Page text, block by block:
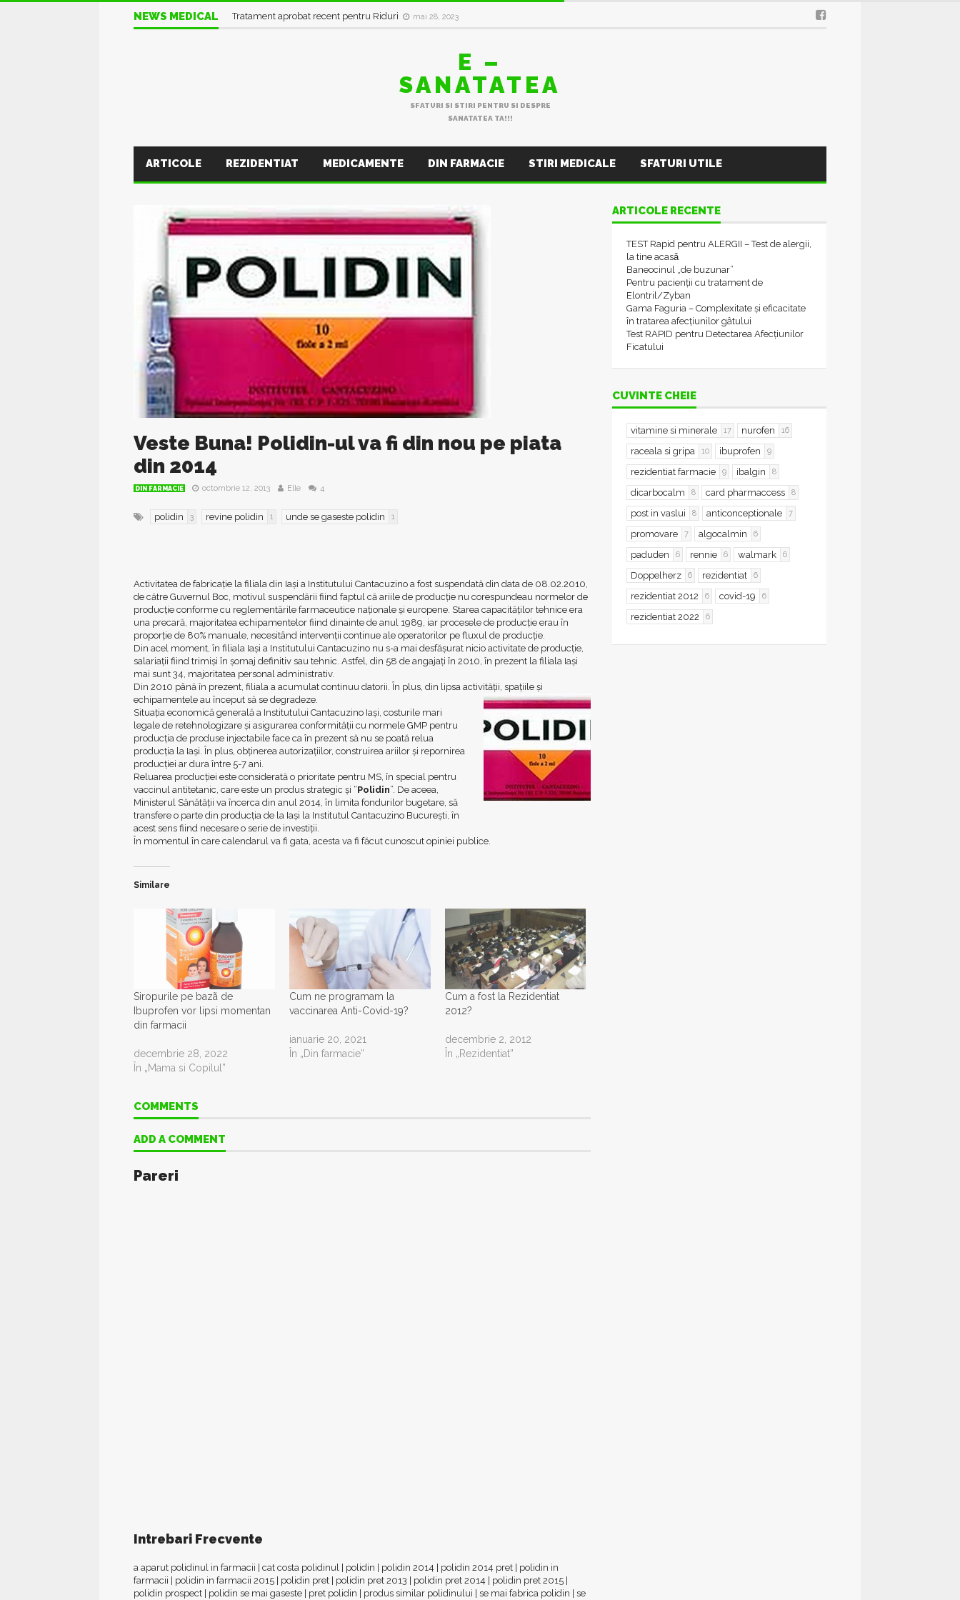
NEWS MEDICAL Informații UTILE în plin val de Infecții Respiratorii ianuarie 11, 2023
E –
SANATATEA
SFATURI SI STIRI PENTRU SI DESPRE
SANATATEA TA!!!
ARTICOLE REZIDENTIAT MEDICAMENTE DIN FARMACIE STIRI MEDICALE SFATURI UTILE
Veste Buna! Polidin-ul va fi din nou pe piata
din 2014
DIN FARMACIE octombrie 12, 2013 Elle 4
polidin 3 revine polidin 1 unde se gaseste polidin 1
Activitatea de fabricaţie la filiala din Iaşi a Institutului Cantacuzino a fost suspendată din data de 08.02.2010,
de către Guvernul Boc, motivul suspendării fiind faptul că ariile de producţie nu corespundeau normelor de
producţie conforme cu reglementările farmaceutice naţionale şi europene. Starea capacităţilor tehnice era
una precară, majoritatea echipamentelor fiind dinainte de anul 1989, iar procesele de producţie erau în
proporţie de 80% manuale, necesitând intervenţii continue ale operatorilor pe fluxul de producţie.
Din acel moment, în filiala Iaşi a Institutului Cantacuzino nu s-a mai desfăşurat nicio activitate de producţie,
salariaţii fiind trimişi în şomaj definitiv sau tehnic. Astfel, din 58 de angajaţi în 2010, în prezent la filiala Iaşi
mai sunt 34, majoritatea personal administrativ.
Din 2010 până în prezent, filiala a acumulat continuu datorii. În plus, din lipsa activităţii, spaţiile şi
echipamentele au început să se degradeze.
Situaţia economică generală a Institutului Cantacuzino Iaşi, costurile mari
legale de retehnologizare şi asigurarea conformităţii cu normele GMP pentru
producţia de produse injectabile face ca în prezent să nu se poată relua
producţia la Iaşi. În plus, obţinerea autorizaţiilor, construirea ariilor şi repornirea
producţiei ar dura între 5-7 ani.
Reluarea producţiei este considerată o prioritate pentru MS, în special pentru
vaccinul antitetanic, care este un produs strategic şi “Polidin”. De aceea,
Ministerul Sănătăţii va încerca din anul 2014, în limita fondurilor bugetare, să
transfere o parte din producţia de la Iaşi la Institutul Cantacuzino Bucureşti, în
acest sens fiind necesare o serie de investiţii.
În momentul în care calendarul va fi gata, acesta va fi făcut cunoscut opiniei publice.
Similare
Siropurile pe bazã de
Ibuprofen vor lipsi momentan
din farmacii
decembrie 28, 2022
În „Mama si Copilul”
Cum ne programam la
vaccinarea Anti-Covid-19?
ianuarie 20, 2021
În „Din farmacie”
Cum a fost la Rezidentiat
2012?
decembrie 2, 2012
În „Rezidentiat”
COMMENTS
ADD A COMMENT
Pareri
Intrebari Frecvente
a aparut polidinul in farmacii cat costa polidinul polidin polidin 2014 polidin 2014 pret
polidin in
farmacii
polidin in farmacii 2015 polidin pret polidin pret 2013 polidin pret 2014 polidin pret 2015
polidin prospect
polidin se mai gaseste pret polidin produs similar polidinului se mai fabrica polidin se
ARTICOLE RECENTE
TEST Rapid pentru ALERGII – Test de alergii,
la tine acasǎ
Baneocinul „de buzunar”
Pentru pacienții cu tratament de
Elontril/Zyban
Gama Faguria – Complexitate și eficacitate
în tratarea afecțiunilor gâtului
Test RAPID pentru Detectarea Afecțiunilor
Ficatului
CUVINTE CHEIE
vitamine si minerale 17 nurofen 16
raceala si gripa 10 ibuprofen 9
rezidentiat farmacie 9 ibalgin 8
dicarbocalm 8 card pharmaccess 8
post in vaslui 8 anticonceptionale 7
promovare 7 algocalmin 6
paduden 6 rennie 6 walmark 6
Doppelherz 6 rezidentiat 6
rezidentiat 2012 6 covid-19 6
rezidentiat 2022 6